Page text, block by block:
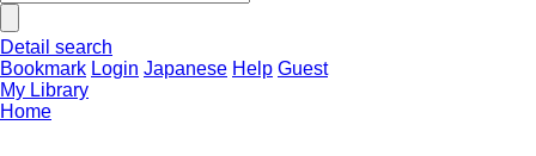
Detail search
Bookmark Login Japanese Help Guest
My Library
Home